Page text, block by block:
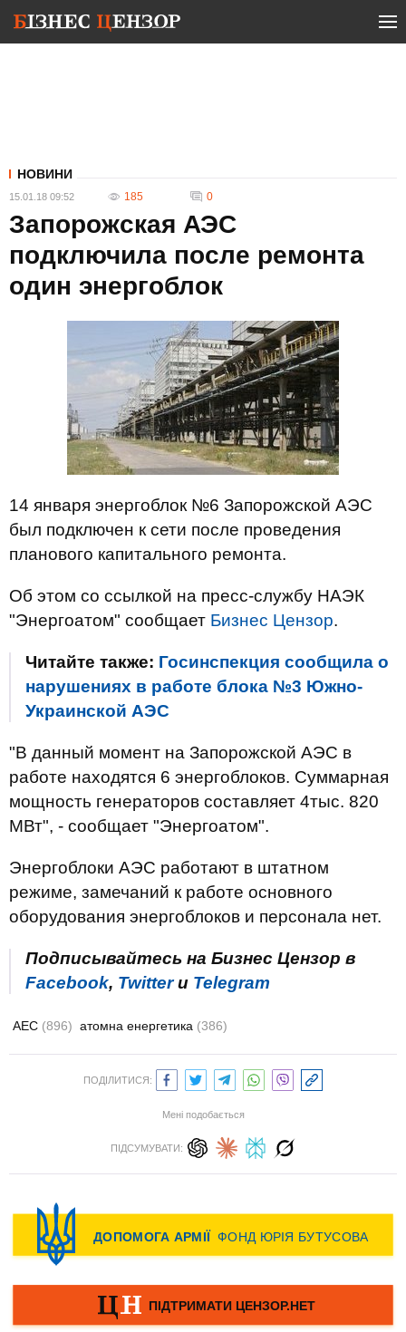
НОВИНИ
15.01.18 09:52 185 0
Запорожская АЭС
подключила после ремонта
один энергоблок
14 января энергоблок №6 Запорожской АЭС
был подключен к сети после проведения
планового капитального ремонта.
Об этом со ссылкой на пресс-службу НАЭК
"Энергоатом" сообщает Бизнес Цензор.
Читайте также: Госинспекция сообщила о
нарушениях в работе блока №3 Южно-
Украинской АЭС
"В данный момент на Запорожской АЭС в
работе находятся 6 энергоблоков. Суммарная
мощность генераторов составляет 4тыс. 820
МВт", - сообщает "Энергоатом".
Энергоблоки АЭС работают в штатном
режиме, замечаний к работе основного
оборудования энергоблоков и персонала нет.
Подписывайтесь на Бизнес Цензор в
Facebook, Twitterи Telegram
АЕС (896) атомна енергетика (386)
ПОДІЛИТИСЯ:
Мені подобається
ПІДСУМУВАТИ: